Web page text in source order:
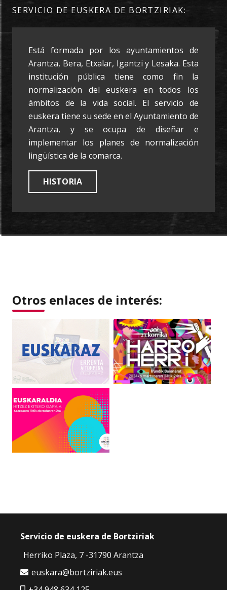
SERVICIO DE EUSKERA DE BORTZIRIAK:
Está formada por los ayuntamientos de
Arantza, Bera, Etxalar, Igantzi y Lesaka. Esta
institución pública tiene como fin la
normalización del euskera en todos los
ámbitos de la vida social. El servicio de
euskera tiene su sede en el Ayuntamiento de
Arantza, y se ocupa de diseñar e
implementar los planes de normalización
lingüística de la comarca.
HISTORIA
Otros enlaces de interés:
Servicio de euskera de Bortziriak
Herriko Plaza, 7 -31790 Arantza
euskara@bortziriak.eus